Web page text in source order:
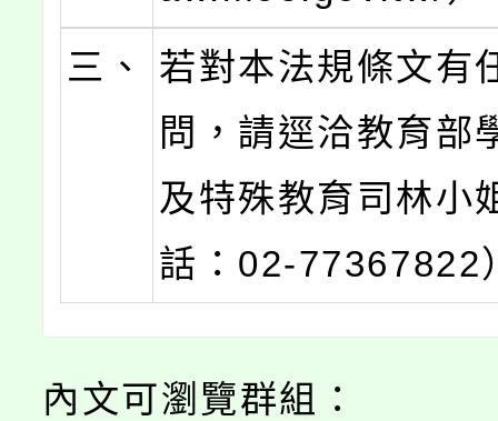
三、
若對本法規條文有
問，請逕洽教育部
及特殊教育司林小
話：02-77367822
內文可瀏覽群組：